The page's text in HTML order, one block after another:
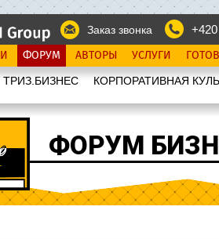
Заказ звонка
ФОРУМ АВТОРЫ УСЛУГИ
ТРИЗ.БИЗНЕС КОРПОРАТИВНАЯ
ФОРУМ